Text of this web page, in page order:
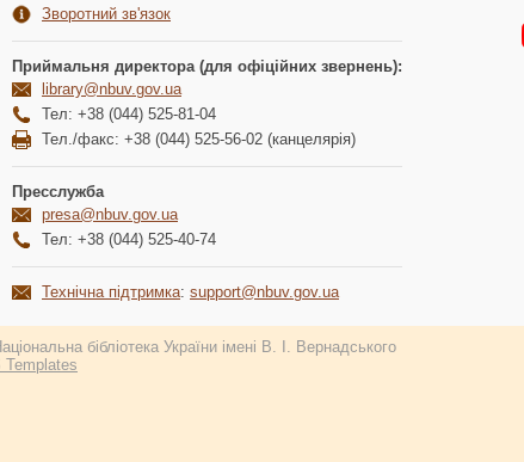
Зворотний зв'язок
Приймальня директора (для офіційних звернень):
library@nbuv.gov.ua
Тел: +38 (044) 525-81-04
Тел./факс: +38 (044) 525-56-02 (канцелярія)
Пресслужба
presa@nbuv.gov.ua
Тел: +38 (044) 525-40-74
Технічна підтримка: support@nbuv.gov.ua
бібліотека України імені В. І. Вернадського
Templates